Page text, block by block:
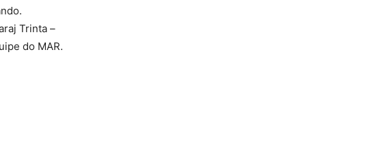
Trinta –
do MAR.